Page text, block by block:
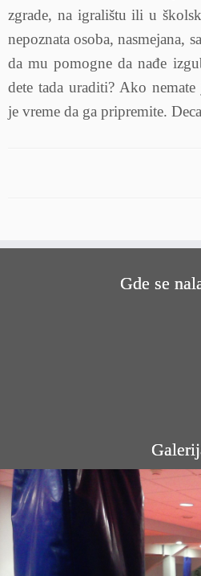
zgrade, na igralištu ili u
nepoznata osoba, nasmejana,
da mu pomogne da nađe
dete tada uraditi? Ako
je vreme da ga pripremite.
Gde se